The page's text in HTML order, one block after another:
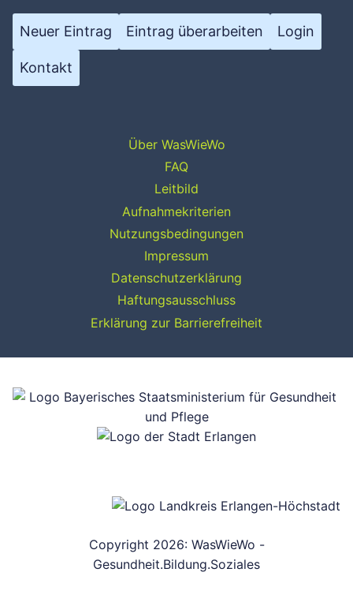
Neuer Eintrag Eintrag überarbeiten Login
Kontakt
Über WasWieWo
FAQ
Leitbild
Aufnahmekriterien
Nutzungsbedingungen
Impressum
Datenschutzerklärung
Haftungsausschluss
Erklärung zur Barrierefreiheit
Copyright 2026: WasWieWo -
Gesundheit.Bildung.Soziales